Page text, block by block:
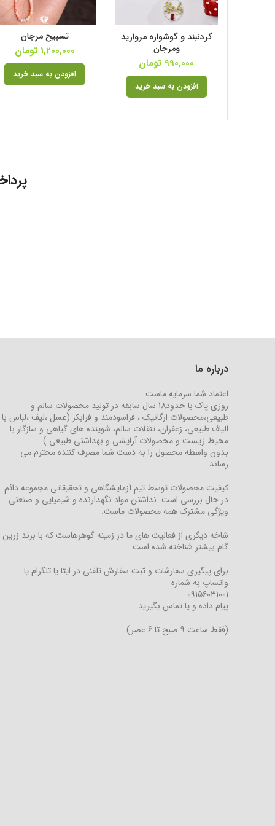
گردنبند و گوشواره مروارید
ومرجان
990,000 تومان
افزودن به سبد خرید
تسبیح مرجان
1,200,000 تومان
افزودن به سبد خرید
درباره ما
اعتماد شما سرمایه ماست
روزی پاک با حدود18 سال سابقه در تولید محصولات سالم و
طبیعی،محصولات ارگانیک ، فراسودمند و فرابکر (عسل ،لیف ،لباس با
الیاف طبیعی، زعفران، تنقلات سالم، شوینده های گیاهی و سازگار با
محیط زیست و محصولات آرایشی و بهداشتی طبیعی )
بدون واسطه محصول را به دست شما مصرف کننده محترم می
رساند.
کیفیت محصولات توسط تیم آزمایشگاهی و تحقیقاتی مجموعه دائم
در حال بررسی است. نداشتن مواد نگهدارنده و شیمیایی و صنعتی
ویژگی مشترک همه محصولات ماست.
شاخه دیگری از فعالیت های ما در زمینه گوهرهاست که با برند زرین
گام بیشتر شناخته شده است
برای پیگیری سفارشات و ثبت سفارش تلفنی در ایتا یا تلگرام یا
واتساپ به شماره
۰۹۱۵۶۰۳۱۰۰۱
پیام داده و یا تماس بگیرید.
(فقط ساعت 9 صبح تا 6 عصر)